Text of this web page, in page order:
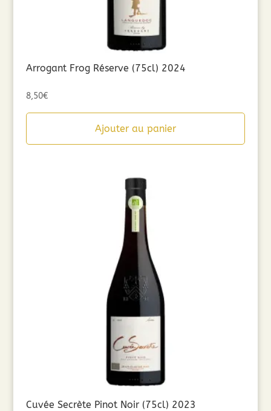
Arrogant Frog Réserve (75cl) 2024
8,50€
Ajouter au panier
Cuvée Secrète Pinot Noir (75cl) 2023